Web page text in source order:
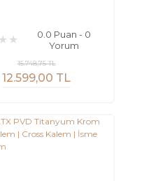
0.0 Puan - 0
Yorum
12.599,00 TL
15.748,75 TL